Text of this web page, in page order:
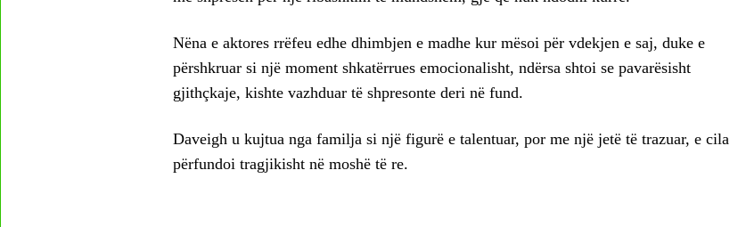
Nëna e aktores rrëfeu edhe dhimbjen e madhe kur mësoi për vdekjen e saj, duke e
përshkruar si një moment shkatërrues emocionalisht, ndërsa shtoi se pavarësisht
gjithçkaje, kishte vazhduar të shpresonte deri në fund.
Daveigh u kujtua nga familja si një figurë e talentuar, por me një jetë të trazuar, e cila
përfundoi tragjikisht në moshë të re.